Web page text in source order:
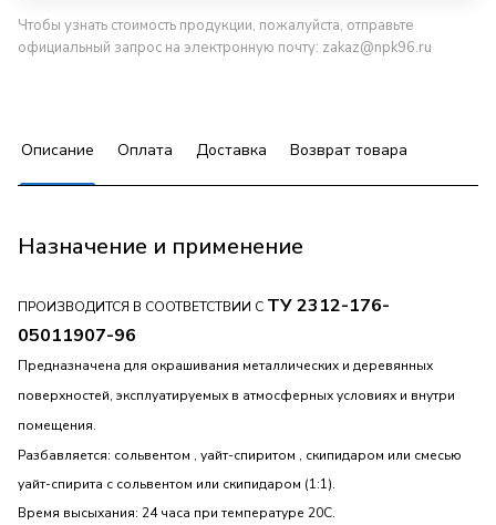
Чтобы узнать стоимость продукции, пожалуйста, отправьте
официальный запрос на электронную почту: zakaz@npk96.ru
Описание Оплата Доставка Возврат товара
Назначение и применение
ПРОИЗВОДИТСЯ В СООТВЕТСТВИИ С ТУ 2312-176-
05011907-96
Предназначена для окрашивания металлических и деревянных
поверхностей, эксплуатируемых в атмосферных условиях и внутри
помещения.
Разбавляется: сольвентом , уайт-спиритом , скипидаром или смесью
уайт-спирита с сольвентом или скипидаром (1:1).
Время высыхания: 24 часа при температуре 20С.